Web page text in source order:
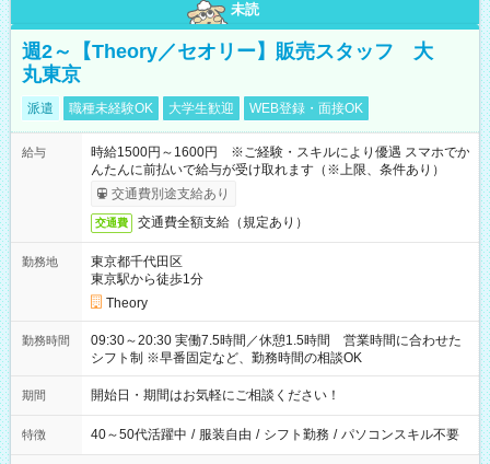
未読
週2～【Theory／セオリー】販売スタッフ 大
丸東京
派遣 職種未経験OK 大学生歓迎 WEB登録・面接OK
給与
時給1500円～1600円 ※ご経験・スキルにより優遇 スマホでか
んたんに前払いで給与が受け取れます（※上限、条件あり）
交通費別途支給あり
交通費 交通費全額支給（規定あり）
勤務地
東京都千代田区
東京駅から徒歩1分
Theory
勤務時間
09:30～20:30 実働7.5時間／休憩1.5時間 営業時間に合わせた
シフト制 ※早番固定など、勤務時間の相談OK
期間 開始日・期間はお気軽にご相談ください！
特徴 40～50代活躍中 / 服装自由 / シフト勤務 / パソコンスキル不要